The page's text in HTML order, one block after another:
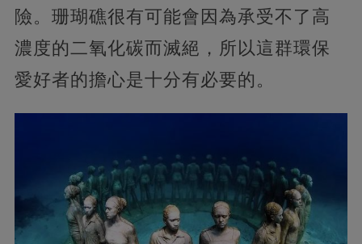
險。珊瑚礁很有可能會因為承受不了高
濃度的二氧化碳而滅絕，所以這群環保
愛好者的擔心是十分有必要的。